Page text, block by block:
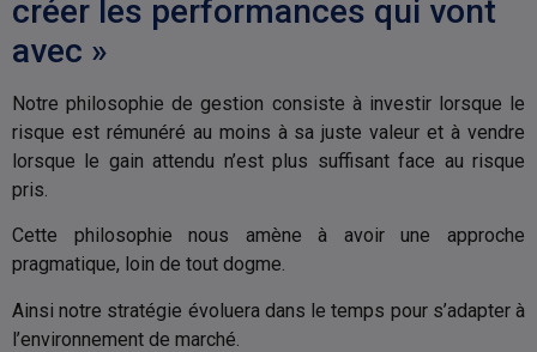
créer les performances qui vont
avec »
Notre philosophie de gestion consiste à investir lorsque le
risque est rémunéré au moins à sa juste valeur et à vendre
lorsque le gain attendu n’est plus suffisant face au risque
pris.
Cette philosophie nous amène à avoir une approche
pragmatique, loin de tout dogme.
Ainsi notre stratégie évoluera dans le temps pour s’adapter à
l’environnement de marché.
Dôm Finance fournit uniquement
des informations sur ses produits.
soigneusement avant toute
décision d’investissement. Toute
souscription dans un
compartiment doit se faire sur la
base du prospectus actuellement
en vigueur et des documents
demande auprès de Dôm
Finance. Les instruments
monétaires comportent moins de
risques que les obligations,
diversification (sur différents
marchés ou classes d’actifs)
réduit le risque global d’un